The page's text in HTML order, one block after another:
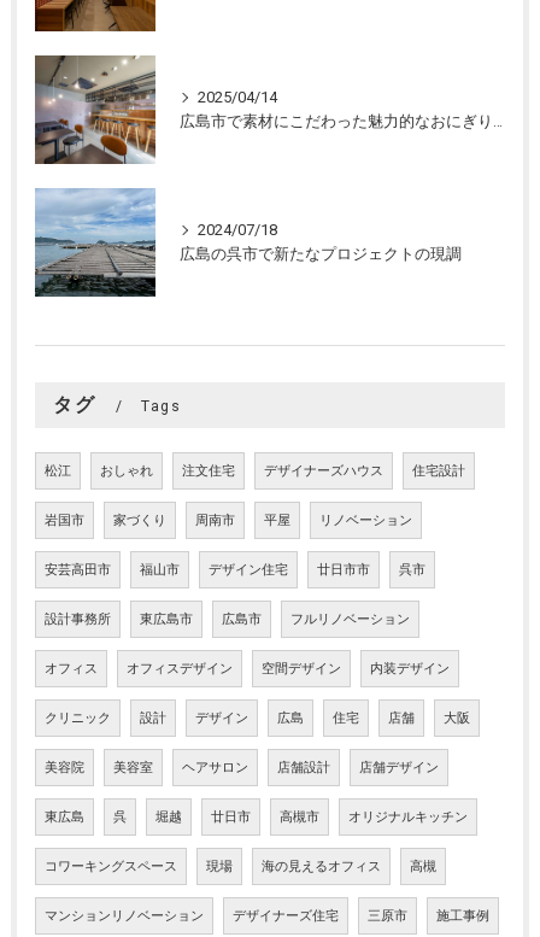
2025/04/14
2024/07/18
広島の呉市で新たなプロジェクトの現調
タグ Tags
松江 おしゃれ 注文住宅 デザイナーズハウス 住宅設計
岩国市 家づくり 周南市 平屋 リノベーション
安芸高田市 福山市 デザイン住宅 廿日市市 呉市
設計事務所 東広島市 広島市 フルリノベーション
オフィス オフィスデザイン 空間デザイン 内装デザイン
クリニック 設計 デザイン 広島 住宅 店舗 大阪
美容院 美容室 ヘアサロン 店舗設計 店舗デザイン
東広島 呉 堀越 廿日市 高槻市 オリジナルキッチン
コワーキングスペース 現場 海の見えるオフィス 高槻
マンションリノベーション デザイナーズ住宅 三原市 施工事例